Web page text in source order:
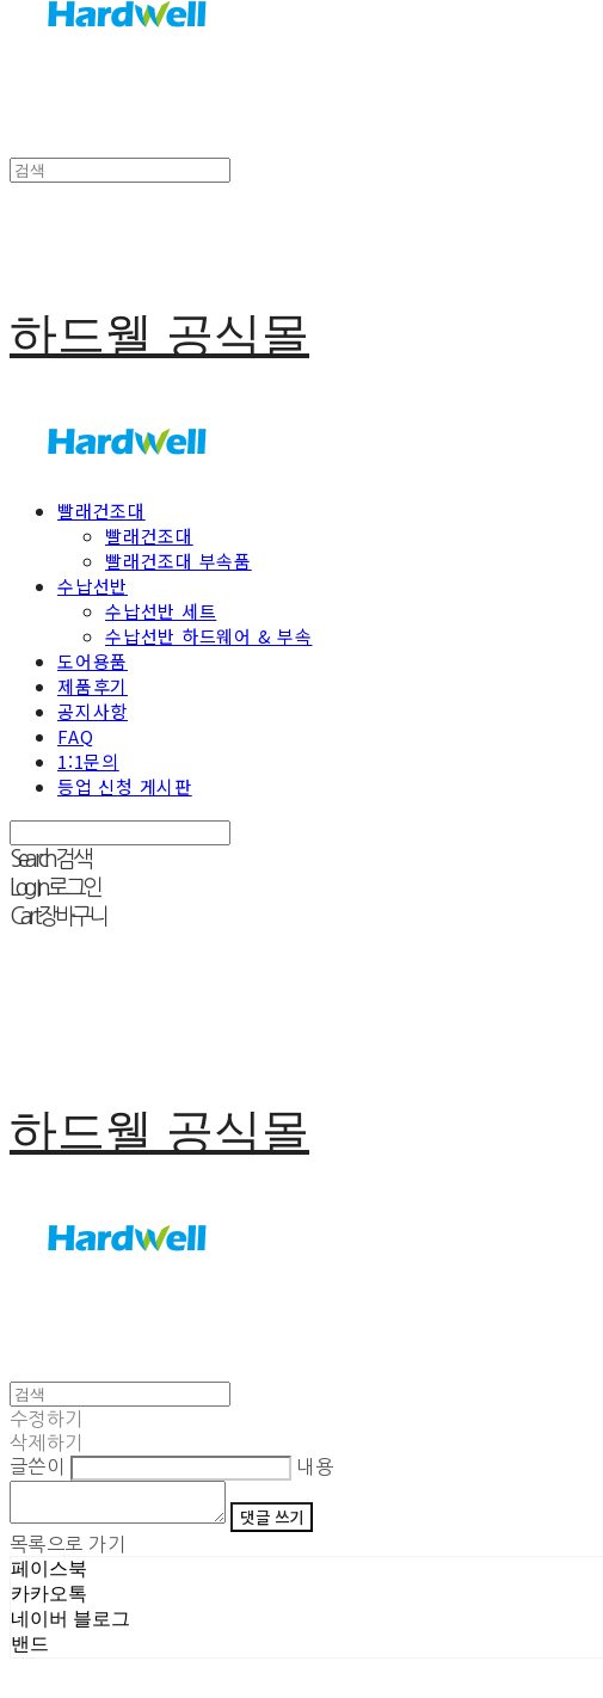
하드웰 공식몰
빨래건조대
빨래건조대
빨래건조대 부속품
수납선반
수납선반 세트
수납선반 하드웨어 & 부속
도어용품
제품후기
공지사항
FAQ
1:1문의
등업 신청 게시판
Search검색
Log In로그인
Cart장바구니
하드웰 공식몰
수정하기
삭제하기
글쓴이
내용
댓글 쓰기
목록으로 가기
페이스북
카카오톡
네이버 블로그
밴드